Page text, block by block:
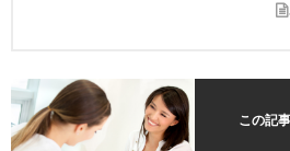
この記